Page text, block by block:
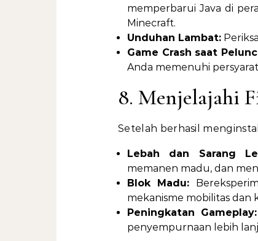
memperbarui Java di
Minecraft.
Unduhan Lambat:
Game Crash saat
Anda memenuhi
8. Menjelajahi
Setelah berhasil
Lebah dan Sarang
memanen madu, dan
Blok Madu:
mekanisme mobilitas dan
Peningkatan Gameplay:
penyempurnaan lebih